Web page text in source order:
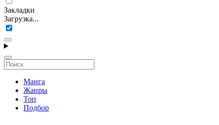
Закладки
Загрузка...
Манга
Жанры
Топ
Подбор